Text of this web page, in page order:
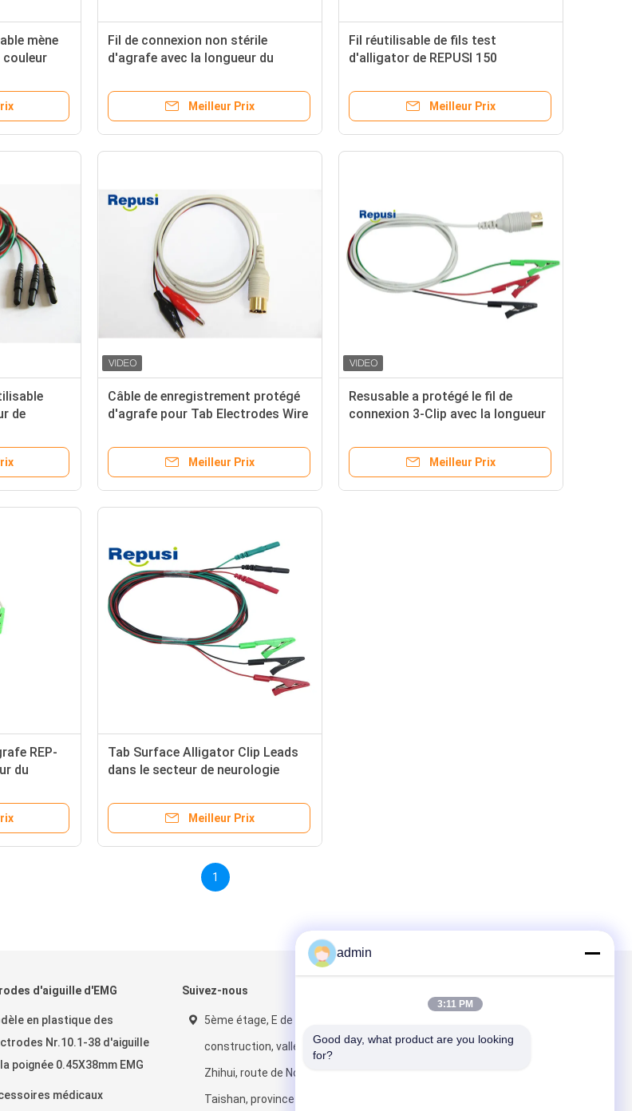
mène
couleur
Fil de connexion non stérile
d'agrafe avec la longueur du
Meilleur Prix
Fil réutilisable de fils test
d'alligator de REPUSI 150
Meilleur Prix
de
Câble de enregistrement protégé
d'agrafe pour Tab Electrodes Wire
Meilleur Prix
Resusable a protégé le fil de
connexion 3-Clip avec la longueur
Touchproof
Meilleur Prix
REP-
du
Tab Surface Alligator Clip Leads
dans le secteur de neurologie
Meilleur Prix
1
d'aiguille d'EMG
en plastique des
Nr.10.1-38 d'aiguille
poignée 0.45X38mm EMG
médicaux
Suivez-nous
5ème étage, E de
construction, vallée de Boji
Zhihui, route de No.2
Taishan, province de
admin
3:11 PM
Good day, what product are you looking
for?